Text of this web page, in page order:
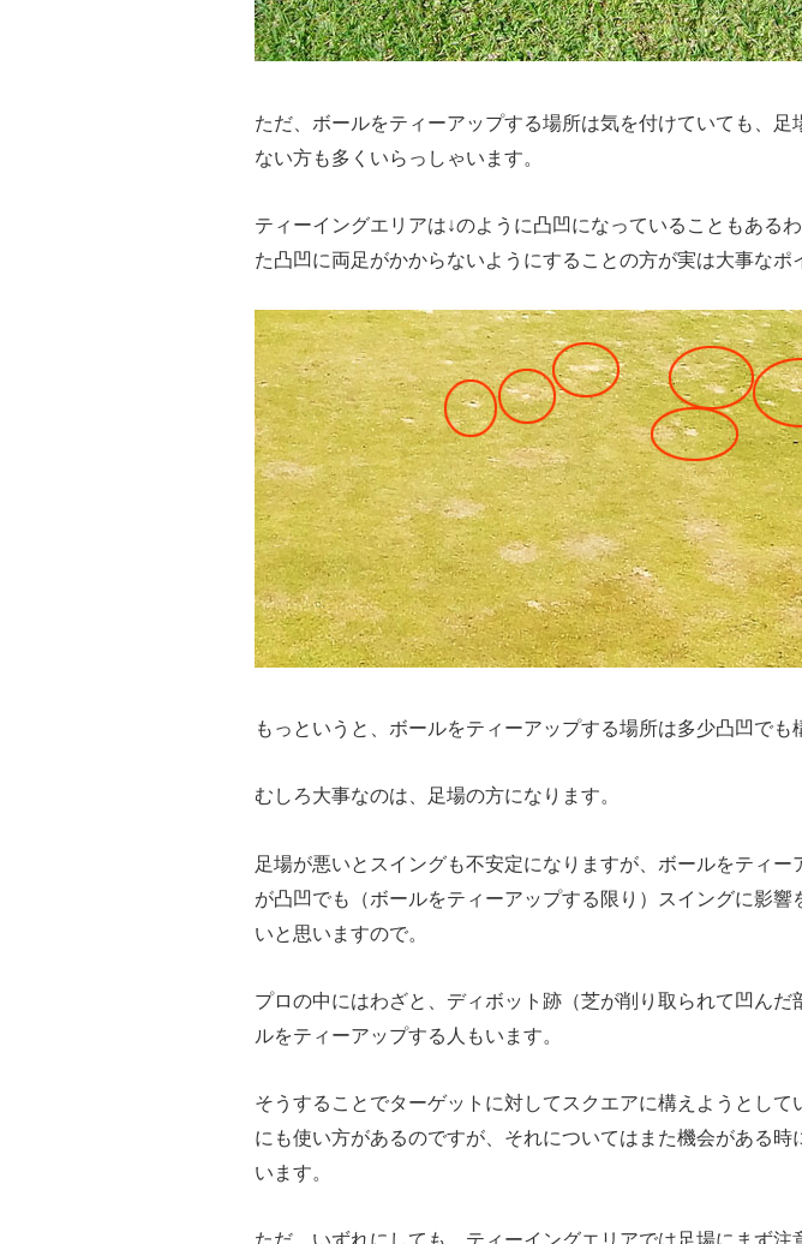
ただ、ボールをティーアップする場所は気を付けていても、足
ない方も多くいらっしゃいます。
ティーイングエリアは↓のように凸凹になっていることもある
た凸凹に両足がかからないようにすることの方が実は大事なポ
もっというと、ボールをティーアップする場所は多少凸凹でも
むしろ大事なのは、足場の方になります。
足場が悪いとスイングも不安定になりますが、ボールをティー
が凸凹でも（ボールをティーアップする限り）スイングに影響
いと思いますので。
プロの中にはわざと、ディボット跡（芝が削り取られて凹んだ
ルをティーアップする人もいます。
そうすることでターゲットに対してスクエアに構えようとして
にも使い方があるのですが、それについてはまた機会がある時
います。